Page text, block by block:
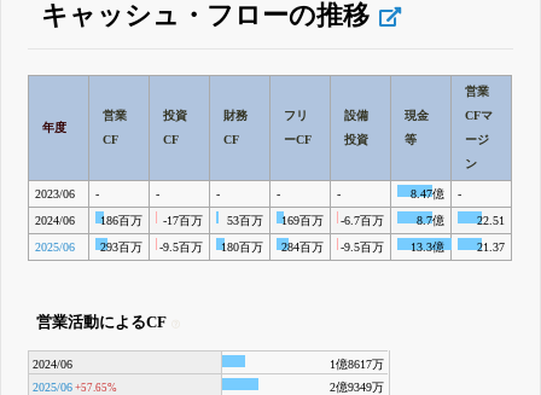
キャッシュ・フローの推移
年度
営業
CF
投資
CF
財務
CF
フリ
ーCF
設備
投資
現金
等
営業
CFマ
ージ
ン
2023/06 - - - - - 8.47億
-
2024/06
186百万 -17百万 53百万 169百万 -6.7百万 8.7億
22.51
2025/06
293百万 -9.5百万 180百万 284百万 -9.5百万 13.3億 21.37
営業活動によるCF
2024/06
1億8617万
2025/06 +57.65% 2億9349万